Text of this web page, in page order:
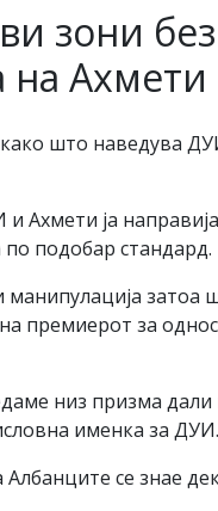
зони
на
што наведува
Ахмети ја
подобар стандард.
премиерот за
низ призма
именка за ДУИ.
се знае